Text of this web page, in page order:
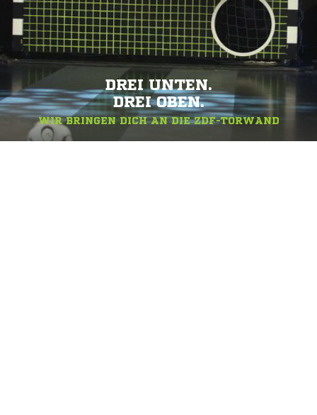
DREI UNTEN.
DREI OBEN.
WIR BRINGEN DICH AN DIE ZDF-TORWAND